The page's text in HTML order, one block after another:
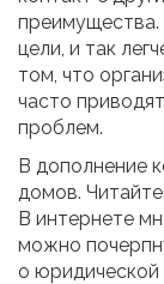
преимущества.
цели, и так
том, что
часто
проблем.
В дополнение
домов.
В интернете
можно
о юридической